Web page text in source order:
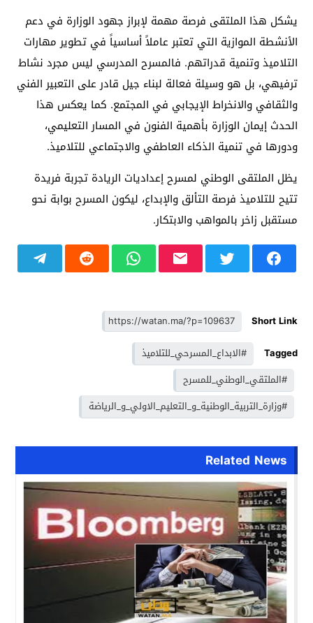
يشكل هذا الملتقى فرصة مهمة لإبراز جهود الوزارة في دعم
الأنشطة الموازية التي تعتبر عاملاً أساسياً في تطوير مهارات
التلاميذ وتنمية قدراتهم. فالمسرح المدرسي ليس مجرد نشاط
ترفيهي، بل هو وسيلة فعالة لبناء جيل قادر على التعبير الفني
والثقافي والانخراط الإيجابي في المجتمع. كما يعكس هذا
الحدث إيمان الوزارة بأهمية الفنون في المسار التعليمي،
ودورها في تنمية الذكاء العاطفي والاجتماعي للتلاميذ.
يظل الملتقى الوطني لمسرح إعداديات الريادة تجربة فريدة
تتيح للتلاميذ فرصة التألق والإبداع، ليكون المسرح بوابة نحو
مستقبل زاخر بالمواهب والابتكار.
Short Link
Tagged
#الابداع_المسرحي_للتلاميذ
#الملتقي_الوطني_للمسرح
#وزارة_التربية_الوطنية_و_التعليم_الاولي_و_الرياضة
Related News